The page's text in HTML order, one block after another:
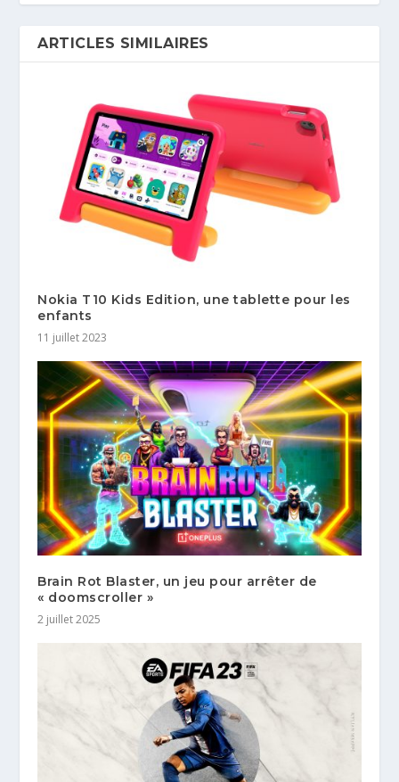
ARTICLES SIMILAIRES
Nokia T10 Kids Edition, une tablette pour les
enfants
11 juillet 2023
Brain Rot Blaster, un jeu pour arrêter de
« doomscroller »
2 juillet 2025